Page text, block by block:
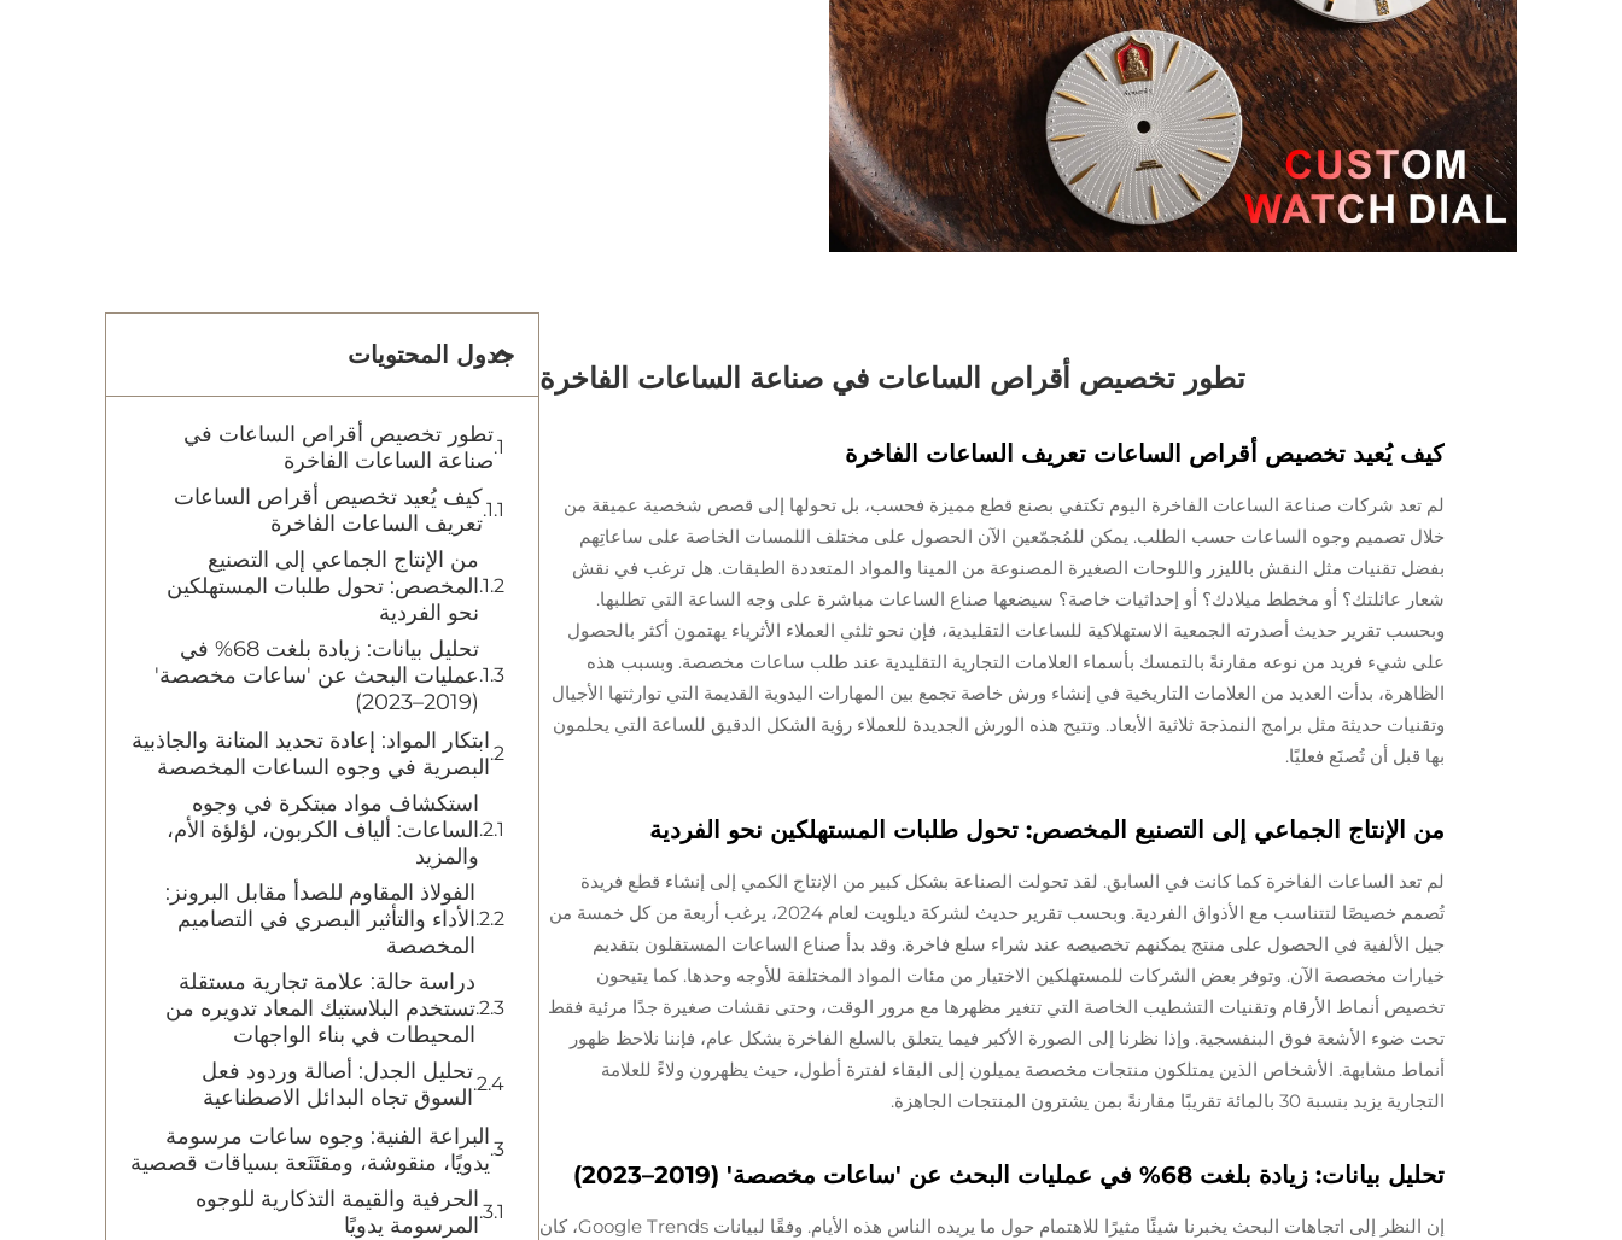
تطور تخصيص أقراص الساعات في صناعة الساعات الفاخرة
كيف يُعيد تخصيص أقراص الساعات تعريف الساعات الفاخرة
لم تعد شركات صناعة الساعات الفاخرة اليوم تكتفي بصنع قطع مميزة فحسب، بل تحولها إلى قصص شخصية عميقة من
خلال تصميم وجوه الساعات حسب الطلب. يمكن للمُجمّعين الآن الحصول على مختلف اللمسات الخاصة على ساعاتِهم
بفضل تقنيات مثل النقش بالليزر واللوحات الصغيرة المصنوعة من المينا والمواد المتعددة الطبقات. هل ترغب في نقش
شعار عائلتك؟ أو مخطط ميلادك؟ أو إحداثيات خاصة؟ سيضعها صناع الساعات مباشرة على وجه الساعة التي تطلبها.
وبحسب تقرير حديث أصدرته الجمعية الاستهلاكية للساعات التقليدية، فإن نحو ثلثي العملاء الأثرياء يهتمون أكثر بالحصول
على شيء فريد من نوعه مقارنةً بالتمسك بأسماء العلامات التجارية التقليدية عند طلب ساعات مخصصة. وبسبب هذه
الظاهرة، بدأت العديد من العلامات التاريخية في إنشاء ورش خاصة تجمع بين المهارات اليدوية القديمة التي توارثتها الأجيال
وتقنيات حديثة مثل برامج النمذجة ثلاثية الأبعاد. وتتيح هذه الورش الجديدة للعملاء رؤية الشكل الدقيق للساعة التي يحلمون
بها قبل أن تُصنَع فعليًا.
من الإنتاج الجماعي إلى التصنيع المخصص: تحول طلبات المستهلكين نحو الفردية
لم تعد الساعات الفاخرة كما كانت في السابق. لقد تحولت الصناعة بشكل كبير من الإنتاج الكمي إلى إنشاء قطع فريدة
تُصمم خصيصًا لتتناسب مع الأذواق الفردية. وبحسب تقرير حديث لشركة ديلويت لعام 2024، يرغب أربعة من كل خمسة من
جيل الألفية في الحصول على منتج يمكنهم تخصيصه عند شراء سلع فاخرة. وقد بدأ صناع الساعات المستقلون بتقديم
خيارات مخصصة الآن. وتوفر بعض الشركات للمستهلكين الاختيار من مئات المواد المختلفة للأوجه وحدها. كما يتيحون
تخصيص أنماط الأرقام وتقنيات التشطيب الخاصة التي تتغير مظهرها مع مرور الوقت، وحتى نقشات صغيرة جدًا مرئية فقط
تحت ضوء الأشعة فوق البنفسجية. وإذا نظرنا إلى الصورة الأكبر فيما يتعلق بالسلع الفاخرة بشكل عام، فإننا نلاحظ ظهور
أنماط مشابهة. الأشخاص الذين يمتلكون منتجات مخصصة يميلون إلى البقاء لفترة أطول، حيث يظهرون ولاءً للعلامة
التجارية يزيد بنسبة 30 بالمائة تقريبًا مقارنةً بمن يشترون المنتجات الجاهزة.
تحليل بيانات: زيادة بلغت 68% في عمليات البحث عن 'ساعات مخصصة' (2019–2023)
إن النظر إلى اتجاهات البحث يخبرنا شيئًا مثيرًا للاهتمام حول ما يريده الناس هذه الأيام. وفقًا لبيانات Google Trends، كان
جدول المحتويات
تطور تخصيص أقراص الساعات في
صناعة الساعات الفاخرة
كيف يُعيد تخصيص أقراص الساعات
تعريف الساعات الفاخرة
من الإنتاج الجماعي إلى التصنيع
المخصص: تحول طلبات المستهلكين
نحو الفردية
تحليل بيانات: زيادة بلغت 68% في
عمليات البحث عن 'ساعات مخصصة'
(2019–2023)
ابتكار المواد: إعادة تحديد المتانة والجاذبية
البصرية في وجوه الساعات المخصصة
استكشاف مواد مبتكرة في وجوه
الساعات: ألياف الكربون، لؤلؤة الأم،
والمزيد
الفولاذ المقاوم للصدأ مقابل البرونز:
الأداء والتأثير البصري في التصاميم
المخصصة
دراسة حالة: علامة تجارية مستقلة
تستخدم البلاستيك المعاد تدويره من
المحيطات في بناء الواجهات
تحليل الجدل: أصالة وردود فعل
السوق تجاه البدائل الاصطناعية
البراعة الفنية: وجوه ساعات مرسومة
يدويًا، منقوشة، ومقتَنَعة بسياقات قصصية
الحرفية والقيمة التذكارية للوجوه
المرسومة يدويًا